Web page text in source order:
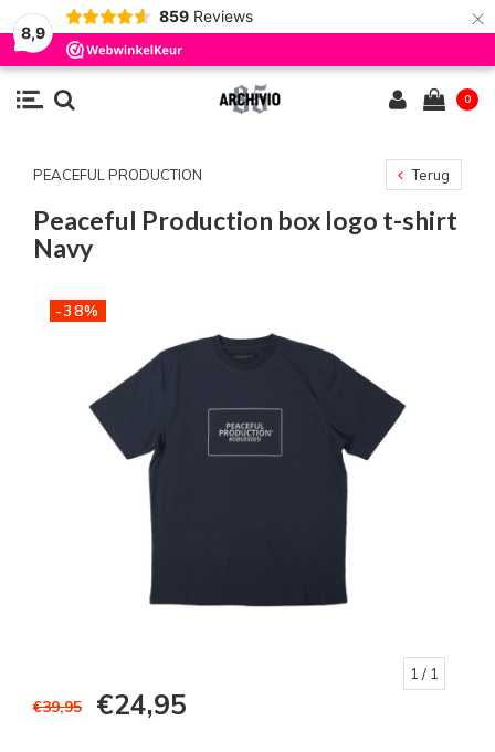
8,9
859 Reviews ×
0
PEACEFUL PRODUCTION Terug
Peaceful Production box logo t-shirt
Navy
-38%
1 / 1
€39,95 €24,95